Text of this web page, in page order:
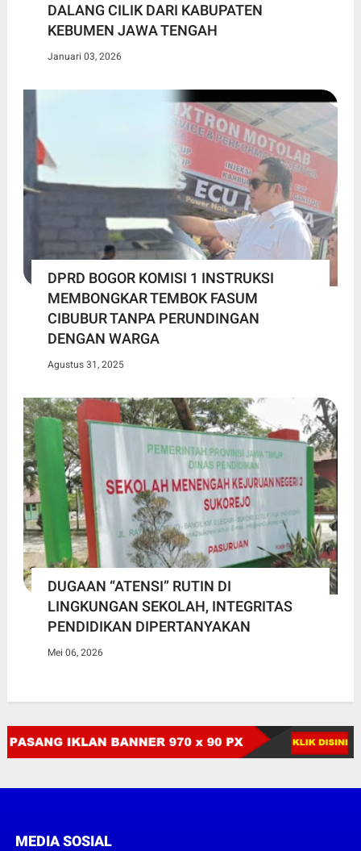
DALANG CILIK DARI KABUPATEN
KEBUMEN JAWA TENGAH
Januari 03, 2026
DPRD BOGOR KOMISI 1 INSTRUKSI
MEMBONGKAR TEMBOK FASUM
CIBUBUR TANPA PERUNDINGAN
DENGAN WARGA
Agustus 31, 2025
DUGAAN “ATENSI” RUTIN DI
LINGKUNGAN SEKOLAH, INTEGRITAS
PENDIDIKAN DIPERTANYAKAN
Mei 06, 2026
MEDIA SOSIAL